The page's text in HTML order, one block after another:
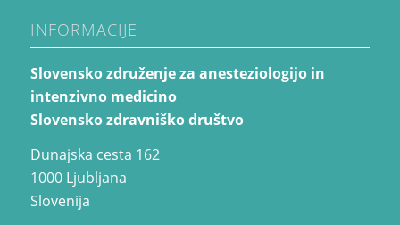
INFORMACIJE
Slovensko združenje za anesteziologijo in
intenzivno medicino
Slovensko zdravniško društvo
Dunajska cesta 162
1000 Ljubljana
Slovenija